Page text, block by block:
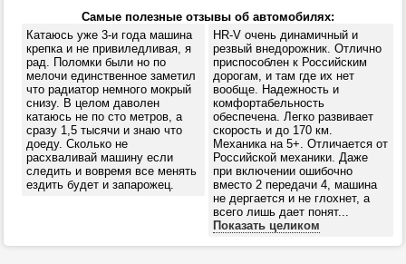
Самые полезные отзывы об автомобилях:
Катаюсь уже 3-и года машина
крепка и не привиледливая, я
рад. Поломки были но по
мелочи единственное заметил
что радиатор немного мокрый
снизу. В целом даволен
катаюсь не по сто метров, а
сразу 1,5 тысячи и знаю что
доеду. Сколько не
расхваливай машину если
следить и вовремя все менять
ездить будет и запарожец.
HR-V очень динамичный и
резвый внедорожник. Отлично
приспособлен к Российским
дорогам, и там где их нет
вообще. Надежность и
комфортабельность
обеспечена. Легко развивает
скорость и до 170 км.
Механика на 5+. Отличается от
Российской механики. Даже
при включении ошибочно
вместо 2 передачи 4, машина
не дергается и не глохнет, а
всего лишь дает понят...
Показать целиком